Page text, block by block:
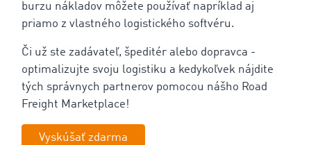
burzu nákladov môžete používať napríklad aj
priamo z vlastného logistického softvéru.
Či už ste zadávateľ, špeditér alebo dopravca -
optimalizujte svoju logistiku a kedykoľvek nájdite
tých správnych partnerov pomocou nášho Road
Freight Marketplace!
Vyskúšať zdarma